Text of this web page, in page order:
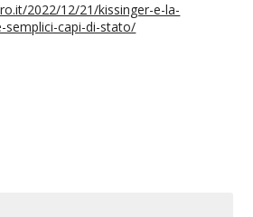
2022/12/21/kissinger-e-la-
semplici-capi-di-stato/